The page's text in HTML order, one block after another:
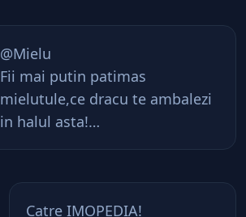
@Mielu
Fii mai putin patimas
mielutule,ce dracu te ambalezi
in halul asta!…
Catre IMOPEDIA!